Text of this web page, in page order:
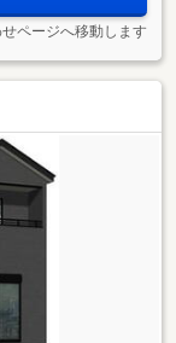
ページへ移動します